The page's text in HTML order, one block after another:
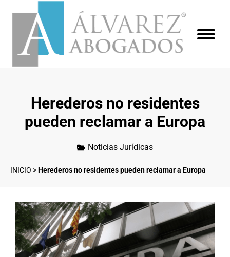
Herederos no residentes
pueden reclamar a Europa
Noticias Jurídicas
INICIO >Herederos no residentes pueden reclamar a Europa